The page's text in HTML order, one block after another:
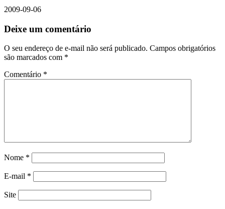
2009-09-06
Deixe um comentário
O seu endereço de e-mail não será publicado. Campos obrigatórios
são marcados com *
Comentário *
Nome *
E-mail *
Site